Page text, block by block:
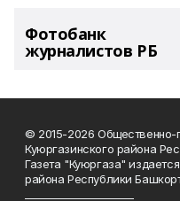
Фотобанк
журналистов РБ
© 2015-2026 Общественно-
Куюргазинского района
Газета "Куюргаза"
района Республики